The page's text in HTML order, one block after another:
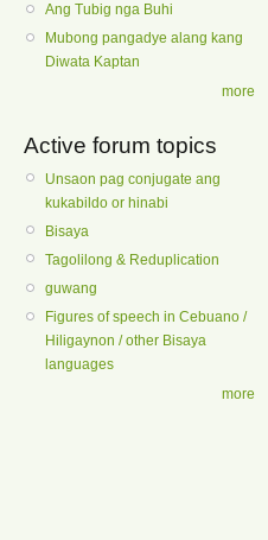
Ang Tubig nga Buhi
Mubong pangadye alang kang
Diwata Kaptan
more
Active forum topics
Unsaon pag conjugate ang
kukabildo or hinabi
Bisaya
Tagolilong & Reduplication
guwang
Figures of speech in Cebuano /
Hiligaynon / other Bisaya
languages
more